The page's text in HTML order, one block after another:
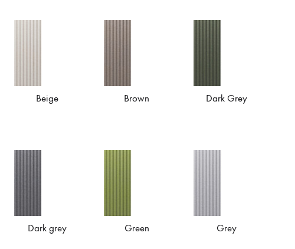
Beige Brown Dark Grey
Dark grey Green Grey